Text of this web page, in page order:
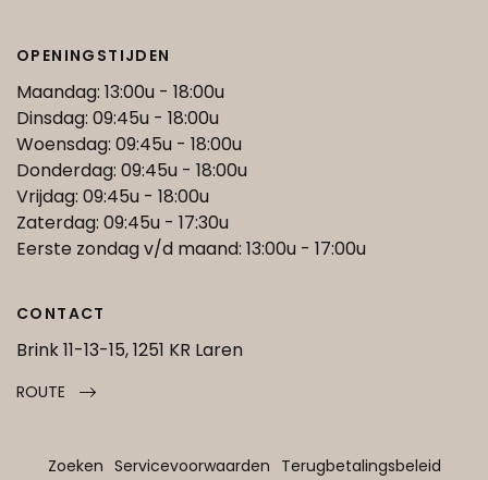
OPENINGSTIJDEN
Maandag: 13:00u - 18:00u
Dinsdag: 09:45u - 18:00u
Woensdag: 09:45u - 18:00u
Donderdag: 09:45u - 18:00u
Vrijdag: 09:45u - 18:00u
Zaterdag: 09:45u - 17:30u
Eerste zondag v/d maand: 13:00u - 17:00u
CONTACT
Brink 11-13-15, 1251 KR Laren
ROUTE
Zoeken Servicevoorwaarden Terugbetalingsbeleid